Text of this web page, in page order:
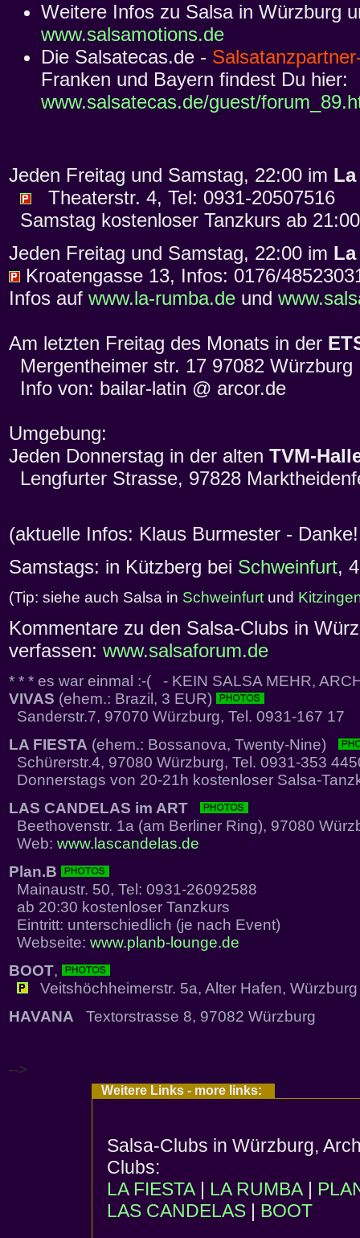
Weitere Infos zu Salsa in Würzburg
www.salsamotions.de
Die Salsatecas.de -
Franken und Bayern findest Du hier:
www.salsatecas.de/guest/
Jeden Freitag und Samstag, 22:00 im
Theaterstr. 4, Tel: 0931-20507516
Samstag kostenloser Tanzkurs ab 21:00
Jeden Freitag und Samstag, 22:00 im
Kroatengasse 13, Infos: 0176/
Infos auf www.la-rumba.de und
Am letzten Freitag des Monats in der
Mergentheimer str. 17 97082 Würzburg
Info von: bailar-latin @ arcor.de
Umgebung:
Jeden Donnerstag in der alten TVM-
Lengfurter Strasse, 97828
(aktuelle Infos: Klaus Burmester -
Samstags: in Kützberg bei Schweinfurt,
(Tip: siehe auch Salsa in Schweinfurtund
Kommentare zu den Salsa-Clubs in
verfassen: www.salsaforum.de
* * * es war einmal :-( - KEIN SALSA MEHR,
VIVAS (ehem.: Brazil, 3 EUR)
Sanderstr.7, 97070 Würzburg, Tel. 0931-167 17
LA FIESTA (ehem.: Bossanova, Twenty-Nine)
Schürerstr.4, 97080 Würzburg, Tel. 0931-353
Donnerstags von 20-21h kostenloser Salsa-
LAS CANDELAS im ART
Beethovenstr. 1a (am Berliner Ring), 97080
Web: www.lascandelas.de
Plan.B
Mainaustr. 50, Tel: 0931-26092588
ab 20:30 kostenloser Tanzkurs
Eintritt: unterschiedlich (je nach Event)
Webseite: www.planb-lounge.de
BOOT,
Veitshöchheimerstr. 5a, Alter Hafen,
HAVANA Textorstrasse 8, 97082 Würzburg
-->
Weitere Links - more links:
Salsa-Clubs in Würzburg,
Clubs:
LA FIESTA | LA RUMBA |
LAS CANDELAS | BOOT